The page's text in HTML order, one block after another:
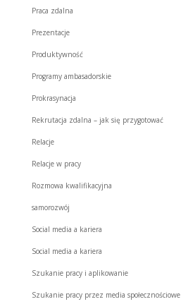
Praca zdalna
Prezentacje
Produktywność
Programy ambasadorskie
Prokrasynacja
Rekrutacja zdalna – jak się przygotować
Relacje
Relacje w pracy
Rozmowa kwalifikacyjna
samorozwój
Social media a kariera
Social media a kariera
Szukanie pracy i aplikowanie
Szukanie pracy przez media społecznościowe